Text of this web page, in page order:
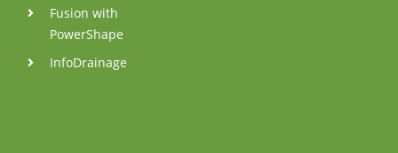
Fusion with
PowerShape
InfoDrainage